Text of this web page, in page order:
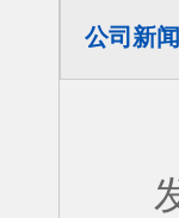
公司新闻